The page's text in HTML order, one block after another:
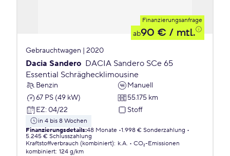
Finanzierungsanfrage
ab90 € / mtl.
Gebrauchtwagen | 2020
Dacia Sandero DACIA Sandero SCe 65
Essential Schräghecklimousine
Benzin
Manuell
67 PS (49 kW)
55.175 km
EZ: 04/22 Stoff
in 4 bis 8 Wochen
Finanzierungsdetails:48 Monate 1.998 € Sonderzahlung
5.245 € Schlusszahlung
Kraftstoffverbrauch (kombiniert): k.A.
CO₂-Emissionen
kombiniert: 124 g/km